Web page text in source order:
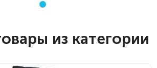
из категории